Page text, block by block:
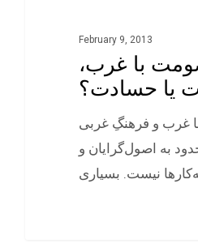
February 9, 2013
با غرب،
یا حسادت؟
غرب و فرهنگِ غربی
به اصول‌گرايان و